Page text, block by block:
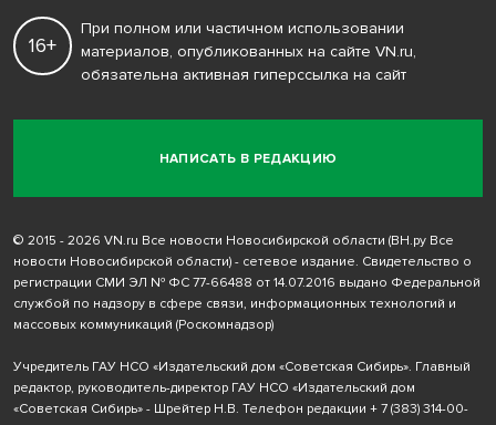
НАПИСАТЬ В РЕДАКЦИЮ
16+
При полном или частичном использовании
материалов, опубликованных на сайте VN.ru,
обязательна активная гиперссылка на сайт
© 2015 - 2026 VN.ru Все новости Новосибирской области (ВН.ру Все
новости Новосибирской области) - сетевое издание. Свидетельство о
регистрации СМИ ЭЛ № ФС 77-66488 от 14.07.2016 выдано Федеральной
службой по надзору в сфере связи, информационных технологий и
массовых коммуникаций (Роскомнадзор)
Учредитель ГАУ НСО «Издательский дом «Советская Сибирь». Главный
редактор, руководитель-директор ГАУ НСО «Издательский дом
«Советская Сибирь» - Шрейтер Н.В. Телефон редакции + 7 (383) 314-00-